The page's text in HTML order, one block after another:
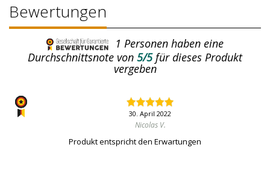
Bewertungen
1 Personen haben eine
Durchschnittsnote von 5/5für dieses Produkt
vergeben
30. April 2022
Nicolas V.
Produkt entspricht den Erwartungen